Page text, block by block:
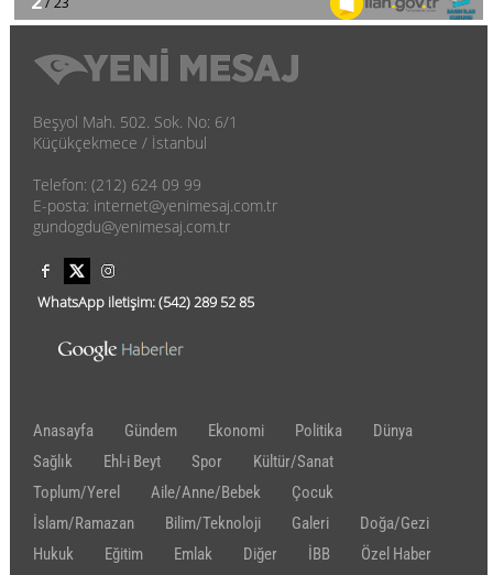
Beşyol Mah. 502. Sok. No: 6/1
Küçükçekmece / İstanbul
Telefon: (212) 624 09 99
E-posta: internet@yenimesaj.com.tr
gundogdu@yenimesaj.com.tr
WhatsApp iletişim:(542)289 52 85
Anasayfa Gündem Ekonomi Politika
Dünya
Sağlık
Ehl-i Beyt Spor
Kültür/Sanat
Toplum/Yerel
Aile/Anne/Bebek
Çocuk
İslam/Ramazan
Bilim/Teknoloji Galeri
Doğa/Gezi
Hukuk
Eğitim Emlak Diğer İBB
Özel Haber